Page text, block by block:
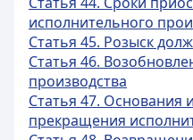
исполнительного
Статья 45. Розыск
Статья 46.
производства
Статья 47. Основания
прекращения